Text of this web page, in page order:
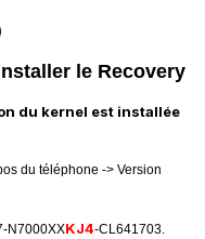
le Recovery
du kernel est installée
du téléphone -> Version
N7000XXKJ4-CL641703.